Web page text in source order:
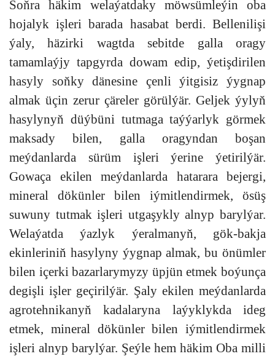
Soňra häkim welaýatdaky möwsümleýin oba
hojalyk işleri barada hasabat berdi. Bellenilişi
ýaly, häzirki wagtda sebitde galla oragy
tamamlaýjy tapgyrda dowam edip, ýetişdirilen
hasyly soňky dänesine çenli ýitgisiz ýygnap
almak üçin zerur çäreler görülýär. Geljek ýylyň
hasylynyň düýbüni tutmaga taýýarlyk görmek
maksady bilen, galla oragyndan boşan
meýdanlarda sürüm işleri ýerine ýetirilýär.
Gowaça ekilen meýdanlarda hatarara bejergi,
mineral dökünler bilen iýmitlendirmek, ösüş
suwuny tutmak işleri utgaşykly alnyp barylýar.
Welaýatda ýazlyk ýeralmanyň, gök-bakja
ekinleriniň hasylyny ýygnap almak, bu önümler
bilen içerki bazarlarymyzy üpjün etmek boýunça
degişli işler geçirilýär. Şaly ekilen meýdanlarda
agrotehnikanyň kadalaryna laýyklykda ideg
etmek, mineral dökünler bilen iýmitlendirmek
işleri alnyp barylýar. Şeýle hem häkim Oba milli